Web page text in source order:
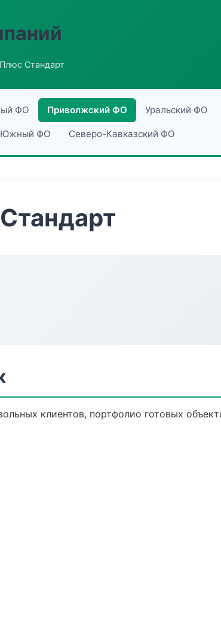
Стандарт
ФО Приволжский ФО Уральский ФО
Южный ФО Северо-Кавказский ФО
клиентов, портфолио готовых